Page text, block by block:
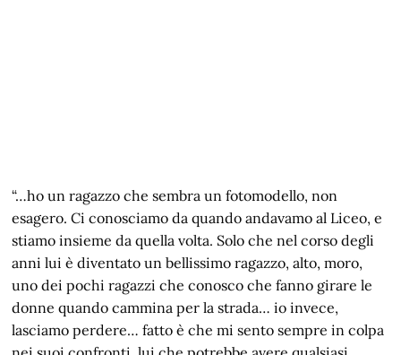
“…ho un ragazzo che sembra un fotomodello, non
esagero. Ci conosciamo da quando andavamo al Liceo, e
stiamo insieme da quella volta. Solo che nel corso degli
anni lui è diventato un bellissimo ragazzo, alto, moro,
uno dei pochi ragazzi che conosco che fanno girare le
donne quando cammina per la strada… io invece,
lasciamo perdere… fatto è che mi sento sempre in colpa